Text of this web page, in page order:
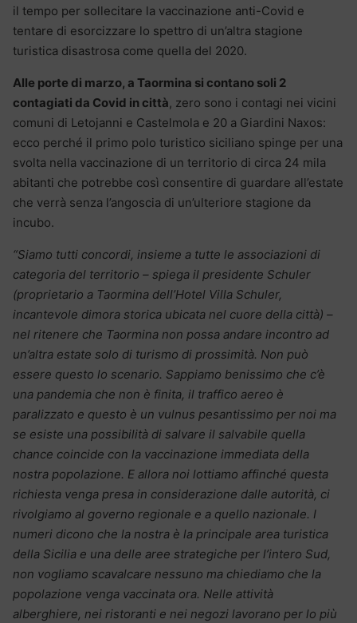
il tempo per sollecitare la vaccinazione anti-Covid e
tentare di esorcizzare lo spettro di un’altra stagione
turistica disastrosa come quella del 2020.
Alle porte di marzo, a Taormina si contano soli 2
contagiati da Covid in città, zero sono i contagi nei vicini
comuni di Letojanni e Castelmola e 20 a Giardini Naxos:
ecco perché il primo polo turistico siciliano spinge per una
svolta nella vaccinazione di un territorio di circa 24 mila
abitanti che potrebbe così consentire di guardare all’estate
che verrà senza l’angoscia di un’ulteriore stagione da
incubo.
“Siamo tutti concordi, insieme a tutte le associazioni di
categoria del territorio – spiega il presidente Schuler
(proprietario a Taormina dell’Hotel Villa Schuler,
incantevole dimora storica ubicata nel cuore della città) –
nel ritenere che Taormina non possa andare incontro ad
un’altra estate solo di turismo di prossimità. Non può
essere questo lo scenario. Sappiamo benissimo che c’è
una pandemia che non è finita, il traffico aereo è
paralizzato e questo è un vulnus pesantissimo per noi ma
se esiste una possibilità di salvare il salvabile quella
chance coincide con la vaccinazione immediata della
nostra popolazione. E allora noi lottiamo affinché questa
richiesta venga presa in considerazione dalle autorità, ci
rivolgiamo al governo regionale e a quello nazionale. I
numeri dicono che la nostra è la principale area turistica
della Sicilia e una delle aree strategiche per l’intero Sud,
non vogliamo scavalcare nessuno ma chiediamo che la
popolazione venga vaccinata ora. Nelle attività
alberghiere, nei ristoranti e nei negozi lavorano per lo più